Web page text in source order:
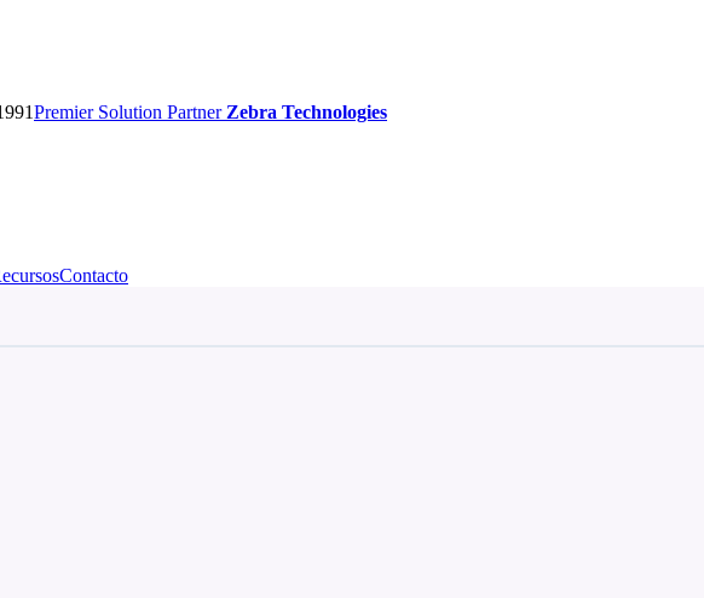
PremierSolution Partner Zebra Technologies
Contacto